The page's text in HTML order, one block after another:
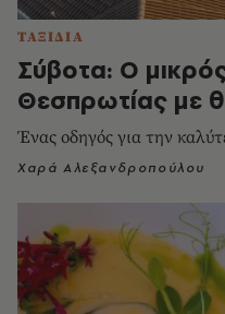
ΤΑΞΙΔΙΑ
Σύβοτα: Ο
Θεσπρωτίας με
Ένας οδηγός για την
Χαρά Αλεξανδροπούλου